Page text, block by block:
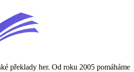
překlady her. Od roku 2005 pomáháme